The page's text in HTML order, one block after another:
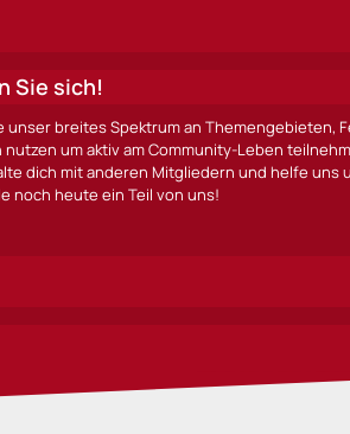
Sie sich!
breites Spektrum an Themengebieten,
um aktiv am Community-Leben
dich mit anderen Mitgliedern und helfe uns
noch heute ein Teil von uns!